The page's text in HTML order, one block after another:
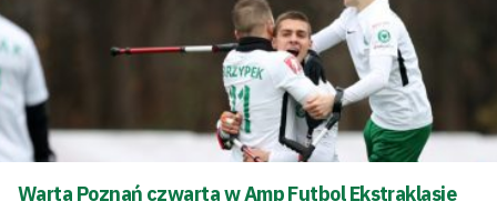
Warta Poznań czwarta w Amp Futbol Ekstraklasie